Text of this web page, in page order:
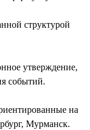
структурой
утверждение,
событий.
на
Мурманск.